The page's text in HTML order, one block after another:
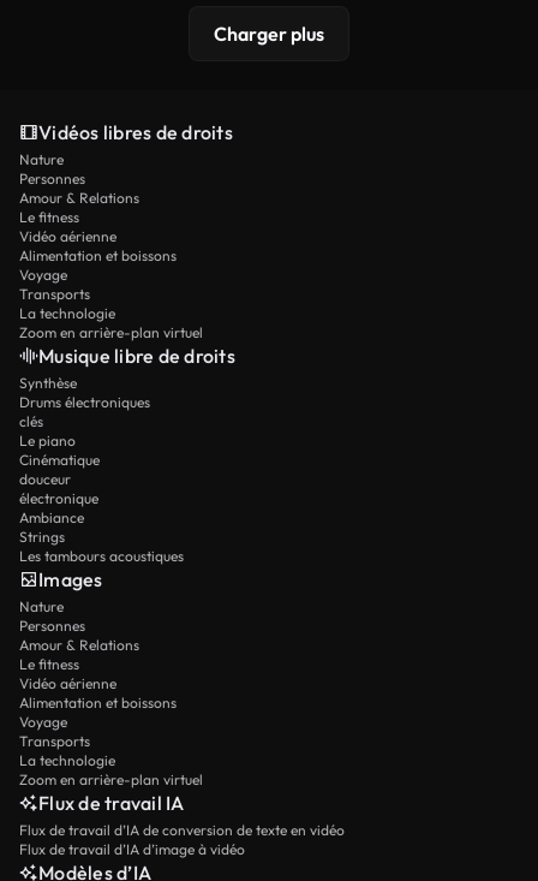
Charger plus
Vidéos libres de droits
Nature
Personnes
Amour & Relations
Le fitness
Vidéo aérienne
Alimentation et boissons
Voyage
Transports
La technologie
Zoom en arrière-plan virtuel
Musique libre de droits
Synthèse
Drums électroniques
clés
Le piano
Cinématique
douceur
électronique
Ambiance
Strings
Les tambours acoustiques
Images
Nature
Personnes
Amour & Relations
Le fitness
Vidéo aérienne
Alimentation et boissons
Voyage
Transports
La technologie
Zoom en arrière-plan virtuel
Flux de travail IA
Flux de travail d’IA de conversion de texte en vidéo
Flux de travail d’IA d’image à vidéo
Modèles d’IA